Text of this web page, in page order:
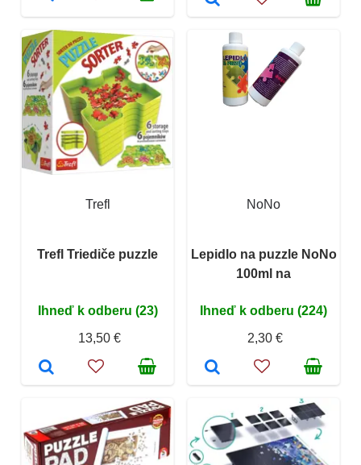
Trefl
Trefl Triediče puzzle
Ihneď k odberu (23)
13,50 €
NoNo
Lepidlo na puzzle NoNo
100ml na
Ihneď k odberu (224)
2,30 €